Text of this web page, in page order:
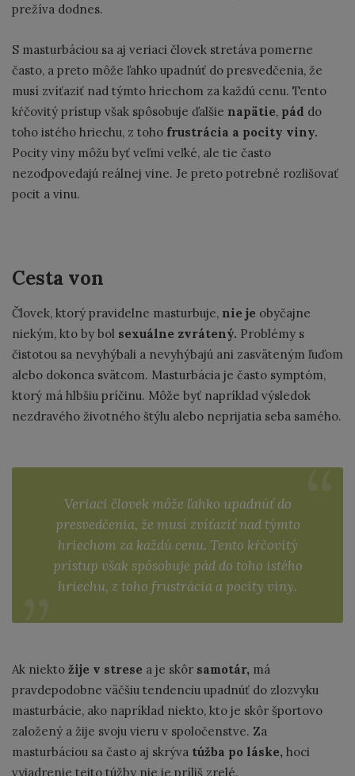
prežíva dodnes.
S masturbáciou sa aj veriaci človek stretáva pomerne
často, a preto môže ľahko upadnúť do presvedčenia, že
musí zvíťaziť nad týmto hriechom za každú cenu. Tento
kŕčovitý prístup však spôsobuje ďalšie napätie, pád do
toho istého hriechu, z toho frustrácia a pocity viny.
Pocity viny môžu byť veľmi veľké, ale tie často
nezodpovedajú reálnej vine. Je preto potrebné rozlišovať
pocit a vinu.
Cesta von
Človek, ktorý pravidelne masturbuje, nie je obyčajne
niekým, kto by bol sexuálne zvrátený. Problémy s
čistotou sa nevyhýbali a nevyhýbajú ani zasväteným ľuďom
alebo dokonca svätcom. Masturbácia je často symptóm,
ktorý má hlbšiu príčinu. Môže byť napríklad výsledok
nezdravého životného štýlu alebo neprijatia seba samého.
Veriaci človek môže ľahko upadnúť do
presvedčenia, že musí zvíťaziť nad týmto
hriechom za každú cenu. Tento kŕčovitý
prístup však spôsobuje pád do toho istého
hriechu, z toho frustrácia a pocity viny.
Ak niekto žije v strese a je skôr samotár, má
pravdepodobne väčšiu tendenciu upadnúť do zlozvyku
masturbácie, ako napríklad niekto, kto je skôr športovo
založený a žije svoju vieru v spoločenstve. Za
masturbáciou sa často aj skrýva túžba po láske, hoci
vyjadrenie tejto túžby nie je príliš zrelé.